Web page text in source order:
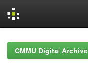
navigationCMMU Digital Archive